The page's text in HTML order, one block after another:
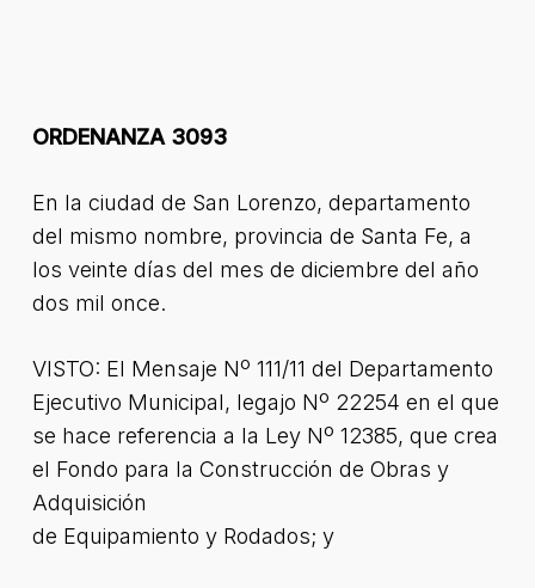
ORDENANZA 3093
En la ciudad de San Lorenzo, departamento
del mismo nombre, provincia de Santa Fe, a
los veinte días del mes de diciembre del año
dos mil once.
VISTO: El Mensaje Nº 111/11 del Departamento
Ejecutivo Municipal, legajo Nº 22254 en el que
se hace referencia a la Ley Nº 12385, que crea
el Fondo para la Construcción de Obras y
Adquisición
de Equipamiento y Rodados; y